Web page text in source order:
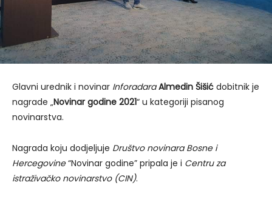
Glavni urednik i novinar Inforadara Almedin Šišić dobitnik je
nagrade „Novinar godine 2021“ u kategoriji pisanog
novinarstva.
Nagrada koju dodjeljuje Društvo novinara Bosne i
Hercegovine“Novinar godine” pripala je i Centru za
istraživačko novinarstvo (CIN).